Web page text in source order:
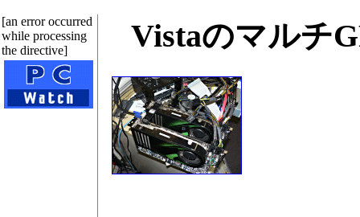
[an error occurred
while processing
the directive]
Vistaのマルチ